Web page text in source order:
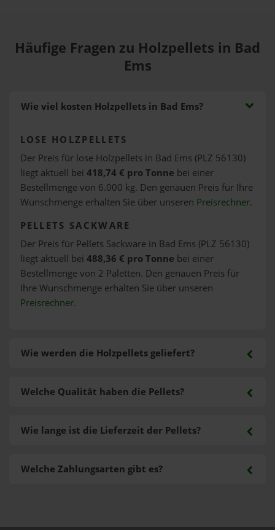
Häufige Fragen zu Holzpellets in Bad
Ems
Wie viel kosten Holzpellets in Bad Ems?
LOSE HOLZPELLETS
Der Preis für lose Holzpellets in Bad Ems (PLZ 56130)
liegt aktuell bei 418,74 € pro Tonne bei einer
Bestellmenge von 6.000 kg. Den genauen Preis für Ihre
Wunschmenge erhalten Sie über unseren Preisrechner.
PELLETS SACKWARE
Der Preis für Pellets Sackware in Bad Ems (PLZ 56130)
liegt aktuell bei 488,36 € pro Tonne bei einer
Bestellmenge von 2 Paletten. Den genauen Preis für
Ihre Wunschmenge erhalten Sie über unseren
Preisrechner.
Wie werden die Holzpellets geliefert?
Welche Zahlungsarten gibt es?
Welche Qualität haben die Pellets?
Wie lange ist die Lieferzeit der Pellets?